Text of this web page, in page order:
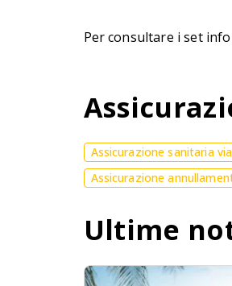
Per consultare i set
Assicurazione sanitaria
Assicurazione
Ultime